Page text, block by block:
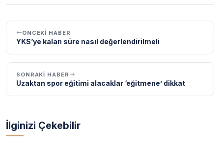
ÖNCEKI HABER
YKS’ye kalan süre nasıl değerlendirilmeli
SONRAKI HABER
Uzaktan spor eğitimi alacaklar ‘eğitmene’ dikkat
İlginizi Çekebilir